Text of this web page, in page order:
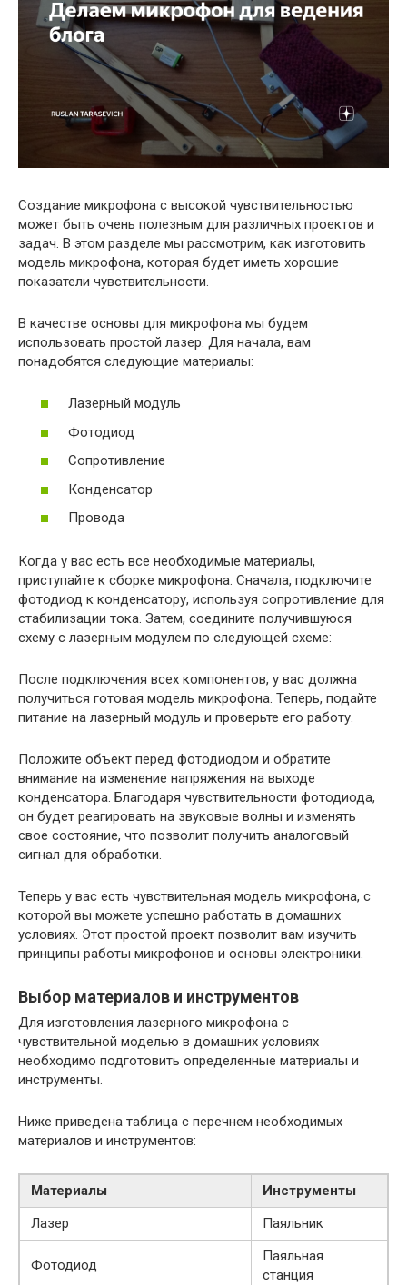
Создание микрофона с высокой чувствительностью
может быть очень полезным для различных проектов и
задач. В этом разделе мы рассмотрим, как изготовить
модель микрофона, которая будет иметь хорошие
показатели чувствительности.
В качестве основы для микрофона мы будем
использовать простой лазер. Для начала, вам
понадобятся следующие материалы:
Лазерный модуль
Фотодиод
Сопротивление
Конденсатор
Провода
Когда у вас есть все необходимые материалы,
приступайте к сборке микрофона. Сначала, подключите
фотодиод к конденсатору, используя сопротивление для
стабилизации тока. Затем, соедините получившуюся
схему с лазерным модулем по следующей схеме:
После подключения всех компонентов, у вас должна
получиться готовая модель микрофона. Теперь, подайте
питание на лазерный модуль и проверьте его работу.
Положите объект перед фотодиодом и обратите
внимание на изменение напряжения на выходе
конденсатора. Благодаря чувствительности фотодиода,
он будет реагировать на звуковые волны и изменять
свое состояние, что позволит получить аналоговый
сигнал для обработки.
Теперь у вас есть чувствительная модель микрофона, с
которой вы можете успешно работать в домашних
условиях. Этот простой проект позволит вам изучить
принципы работы микрофонов и основы электроники.
Выбор материалов и инструментов
Для изготовления лазерного микрофона с
чувствительной моделью в домашних условиях
необходимо подготовить определенные материалы и
инструменты.
Ниже приведена таблица с перечнем необходимых
материалов и инструментов:
Материалы
Инструменты
Лазер
Паяльник
Фотодиод
Паяльная
станция